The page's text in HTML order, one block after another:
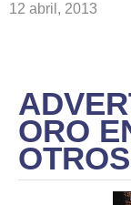
12 abril, 2013
ORO